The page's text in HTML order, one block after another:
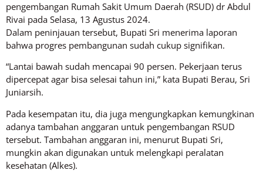
pengembangan Rumah Sakit Umum Daerah (RSUD) dr Abdul
Rivai pada Selasa, 13 Agustus 2024.
Dalam peninjauan tersebut, Bupati Sri menerima laporan
bahwa progres pembangunan sudah cukup signifikan.
“Lantai bawah sudah mencapai 90 persen. Pekerjaan terus
dipercepat agar bisa selesai tahun ini,” kata Bupati Berau, Sri
Juniarsih.
Pada kesempatan itu, dia juga mengungkapkan kemungkinan
adanya tambahan anggaran untuk pengembangan RSUD
tersebut. Tambahan anggaran ini, menurut Bupati Sri,
mungkin akan digunakan untuk melengkapi peralatan
kesehatan (Alkes).